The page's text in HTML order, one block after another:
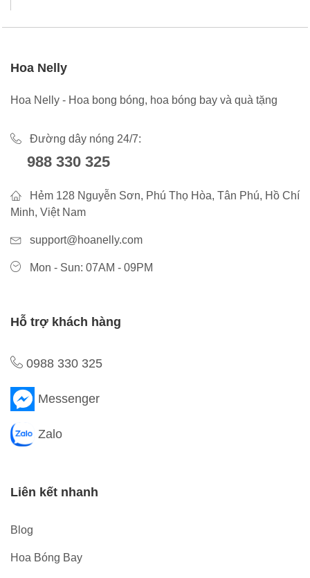
Hoa Nelly
Hoa Nelly - Hoa bong bóng, hoa bóng bay và quà tặng
Đường dây nóng 24/7:
988 330 325
Hẻm 128 Nguyễn Sơn, Phú Thọ Hòa, Tân Phú, Hồ Chí
Minh, Việt Nam
support@hoanelly.com
Mon - Sun: 07AM - 09PM
Hỗ trợ khách hàng
0988 330 325
Messenger
Zalo
Liên kết nhanh
Blog
Hoa Bóng Bay